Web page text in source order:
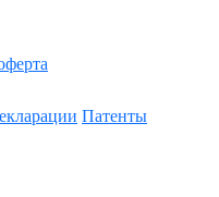
Патенты